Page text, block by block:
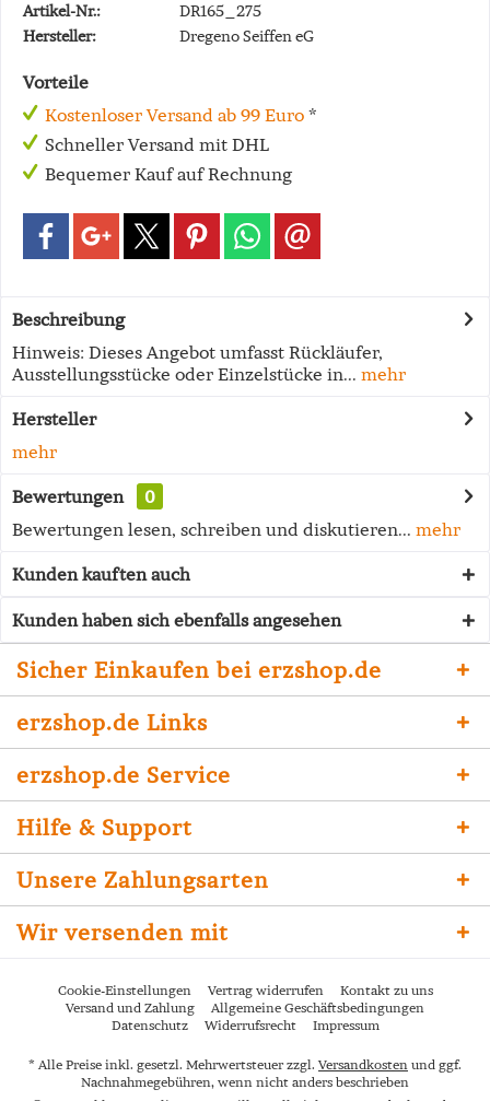
Artikel-Nr.:
DR165_275
Hersteller:
Dregeno Seiffen eG
Vorteile
Kostenloser Versand ab 99 Euro *
Schneller Versand mit DHL
Bequemer Kauf auf Rechnung
Beschreibung
Hinweis: Dieses Angebot umfasst Rückläufer,
Ausstellungsstücke oder Einzelstücke in... mehr
Hersteller
mehr
Bewertungen
0
Bewertungen lesen, schreiben und diskutieren... mehr
Kunden kauften auch
Kunden haben sich ebenfalls angesehen
Sicher Einkaufen bei erzshop.de
erzshop.de Links
erzshop.de Service
Hilfe & Support
Unsere Zahlungsarten
Wir versenden mit
Cookie-Einstellungen Vertrag widerrufen
Kontakt zu uns
Versand und Zahlung
Allgemeine Geschäftsbedingungen
Datenschutz
Widerrufsrecht Impressum
* Alle Preise inkl. gesetzl. Mehrwertsteuer zzgl. Versandkosten und ggf.
Nachnahmegebühren, wenn nicht anders beschrieben